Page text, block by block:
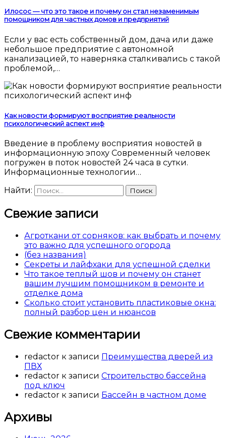
Илосос — что это такое и почему он стал незаменимым
помощником для частных домов и предприятий
Если у вас есть собственный дом, дача или даже
небольшое предприятие с автономной
канализацией, то наверняка сталкивались с такой
проблемой,…
Как новости формируют восприятие реальности
психологический аспект инф
Введение в проблему восприятия новостей в
информационную эпоху Современный человек
погружен в поток новостей 24 часа в сутки.
Информационные технологии…
Найти:
Свежие записи
Агроткани от сорняков: как выбрать и почему
это важно для успешного огорода
(без названия)
Секреты и лайфхаки для успешной сделки
Что такое теплый шов и почему он станет
вашим лучшим помощником в ремонте и
отделке дома
Сколько стоит установить пластиковые окна:
полный разбор цен и нюансов
Свежие комментарии
redactor к записи Преимущества дверей из
ПВХ
redactor к записи Строительство бассейна
под ключ
redactor к записи Бассейн в частном доме
Архивы